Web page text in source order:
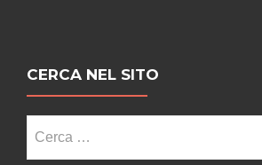
CERCA NEL SITO
per: